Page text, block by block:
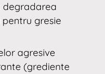
degradarea
pentru gresie
agresive
(grediente